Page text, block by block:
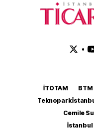
•
İTOTAM BTM
Teknopark
Cemile